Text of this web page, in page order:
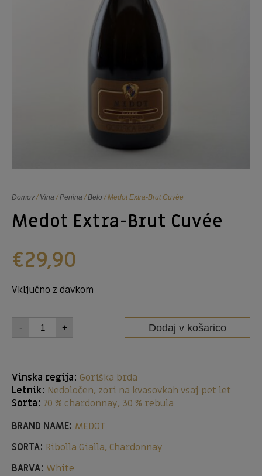
Domov/ Vina /Penina /Belo / Medot Extra-Brut Cuvée
Medot Extra-Brut Cuvée
€29,90
Vključno z davkom
- + Dodaj v košarico
Vinska regija: Goriška brda
Letnik: Nedoločen, zori na kvasovkah vsaj pet let
Sorta: 70 % chardonnay, 30 % rebula
BRAND NAME: MEDOT
SORTA: Ribolla Gialla, Chardonnay
BARVA: White